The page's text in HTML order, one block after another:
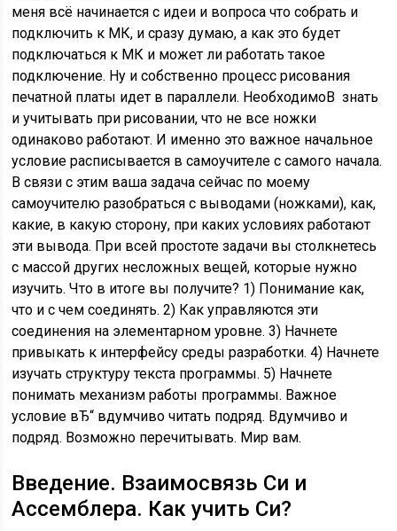
меня всё начинается с идеи и вопроса что собрать и
подключить к МК, и сразу думаю, а как это будет
подключаться к МК и может ли работать такое
подключение. Ну и собственно процесс рисования
печатной платы идет в параллели. НеобходимоВ знать
и учитывать при рисовании, что не все ножки
одинаково работают. И именно это важное начальное
условие расписывается в самоучителе с самого начала.
В связи с этим ваша задача сейчас по моему
самоучителю разобраться с выводами (ножками), как,
какие, в какую сторону, при каких условиях работают
эти вывода. При всей простоте задачи вы столкнетесь
с массой других несложных вещей, которые нужно
изучить. Что в итоге вы получите? 1) Понимание как,
что и с чем соединять. 2) Как управляются эти
соединения на элементарном уровне. 3) Начнете
привыкать к интерфейсу среды разработки. 4) Начнете
изучать структуру текста программы. 5) Начнете
понимать механизм работы программы. Важное
условие вЂ“ вдумчиво читать подряд. Вдумчиво и
подряд. Возможно перечитывать. Мир вам.
Введение. Взаимосвязь Си и
Ассемблера. Как учить Си?